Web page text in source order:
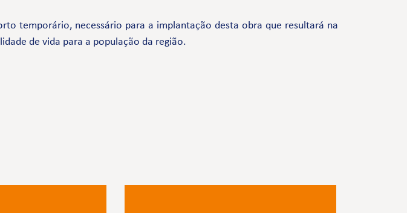
temporário, necessário para a implantação desta obra que resultará na
de vida para a população da região.